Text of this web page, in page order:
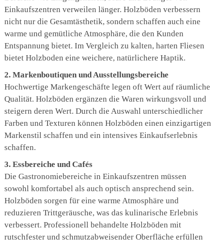
Einkaufszentren verweilen länger. Holzböden verbessern
nicht nur die Gesamtästhetik, sondern schaffen auch eine
warme und gemütliche Atmosphäre, die den Kunden
Entspannung bietet. Im Vergleich zu kalten, harten Fliesen
bietet Holzboden eine weichere, natürlichere Haptik.
2. Markenboutiquen und Ausstellungsbereiche
Hochwertige Markengeschäfte legen oft Wert auf räumliche
Qualität. Holzböden ergänzen die Waren wirkungsvoll und
steigern deren Wert. Durch die Auswahl unterschiedlicher
Farben und Texturen können Holzböden einen einzigartigen
Markenstil schaffen und ein intensives Einkaufserlebnis
schaffen.
3. Essbereiche und Cafés
Die Gastronomiebereiche in Einkaufszentren müssen
sowohl komfortabel als auch optisch ansprechend sein.
Holzböden sorgen für eine warme Atmosphäre und
reduzieren Trittgeräusche, was das kulinarische Erlebnis
verbessert. Professionell behandelte Holzböden mit
rutschfester und schmutzabweisender Oberfläche erfüllen